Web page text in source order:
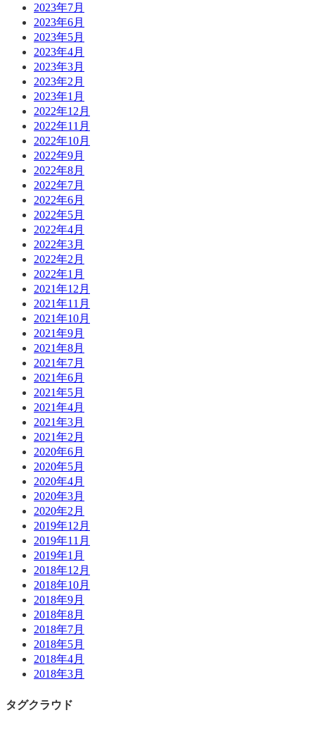
2023年7月
2023年6月
2023年5月
2023年4月
2023年3月
2023年2月
2023年1月
2022年12月
2022年11月
2022年10月
2022年9月
2022年8月
2022年7月
2022年6月
2022年5月
2022年4月
2022年3月
2022年2月
2022年1月
2021年12月
2021年11月
2021年10月
2021年9月
2021年8月
2021年7月
2021年6月
2021年5月
2021年4月
2021年3月
2021年2月
2020年6月
2020年5月
2020年4月
2020年3月
2020年2月
2019年12月
2019年11月
2019年1月
2018年12月
2018年10月
2018年9月
2018年8月
2018年7月
2018年5月
2018年4月
2018年3月
タグクラウド